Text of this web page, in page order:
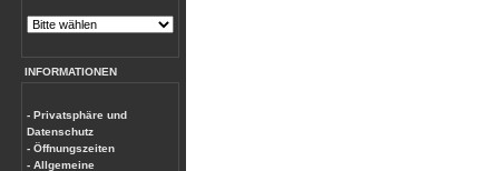
INFORMATIONEN
- Privatsphäre und
Datenschutz
- Öffnungszeiten
- Allgemeine